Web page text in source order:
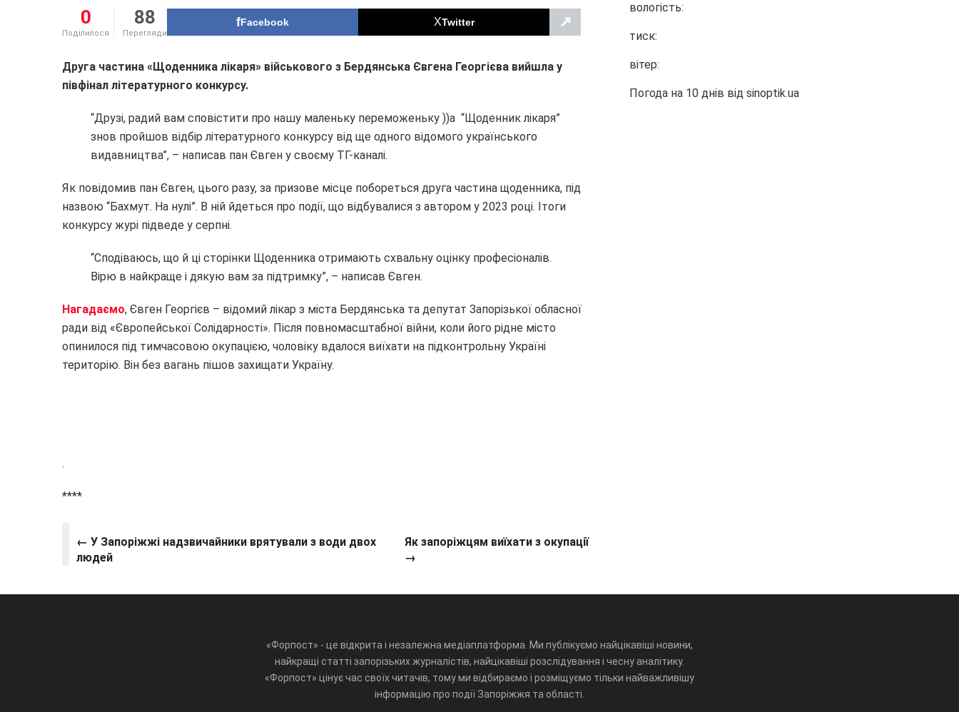
0
Поділилося
88
Перегляди
Facebook Twitter ↗
Друга частина «Щоденника лікаря» військового з Бердянська Євгена Георгієва вийшла у
півфінал літературного конкурсу.
“Друзі, радий вам сповістити про нашу маленьку переможеньку ))а “Щоденник лікаря”
знов пройшов відбір літературного конкурсу від ще одного відомого українського
видавництва”, – написав пан Євген у своєму ТГ-каналі.
Як повідомив пан Євген, цього разу, за призове місце побореться друга частина щоденника, під
назвою “Бахмут. На нулі”. В ній йдеться про події, що відбувалися з автором у 2023 році. Ітоги
конкурсу журі підведе у серпні.
“Сподіваюсь, що й ці сторінки Щоденника отримають схвальну оцінку професіоналів.
Вірю в найкраще і дякую вам за підтримку”, – написав Євген.
Нагадаємо, Євген Георгієв – відомий лікар з міста Бердянська та депутат Запорізької обласної
ради від «Європейської Солідарності». Після повномасштабної війни, коли його рідне місто
опинилося під тимчасовою окупацією, чоловіку вдалося виїхати на підконтрольну Україні
територію. Він без вагань пішов захищати Україну.
.
****
← У Запоріжжі надзвичайники врятували з води двох
людей
Як запоріжцям виїхати з окупації
→
вологість:
тиск:
вітер:
Погода на 10 днів від sinoptik.ua
«Форпост» - це відкрита і незалежна медіаплатформа. Ми публікуємо найцікавіші новини,
найкращі статті запорізьких журналістів, найцікавіші розслідування і чесну аналітику.
«Форпост» цінує час своїх читачів, тому ми відбираємо і розміщуємо тільки найважливішу
інформацію про події Запоріжжя та області.